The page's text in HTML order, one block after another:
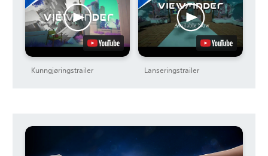
Kunngjøringstrailer Lanseringstrailer